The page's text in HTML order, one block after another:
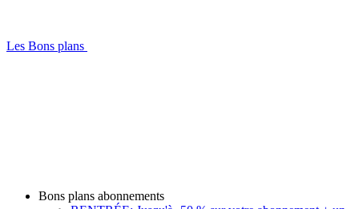
Les Bons plans
Bons plans abonnements